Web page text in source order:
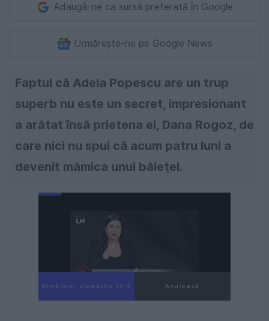
Adaugă-ne ca sursă preferată în Google
Urmărește-ne pe Google News
Faptul că Adela Popescu are un trup
superb nu este un secret, impresionant
a arătat însă prietena ei, Dana Rogoz, de
care nici nu spui că acum patru luni a
devenit mămica unui băieţel.
Următorul videoclip în 4 Anulează